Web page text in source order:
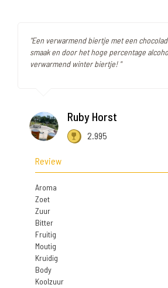
"Een verwarmend biertje met een
smaak en door het hoge percentage
verwarmend winter biertje! "
Ruby Horst
2.995
Review
Aroma
Zoet
Zuur
Bitter
Fruitig
Moutig
Kruidig
Body
Koolzuur